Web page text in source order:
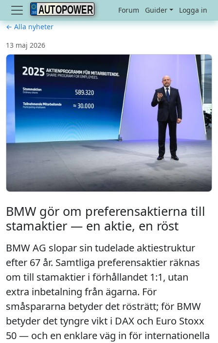
AUTOPOWER Forum Guider
Logga in
← Alla nyheter
13 maj 2026
BMW gör om preferensaktierna till
stamaktier — en aktie, en röst
BMW AG slopar sin tudelade aktiestruktur
efter 67 år. Samtliga preferensaktier räknas
om till stamaktier i förhållandet 1:1, utan
extra inbetalning från ägarna. För
småspararna betyder det rösträtt; för BMW
betyder det tyngre vikt i DAX och Euro Stoxx
50 — och en enklare väg in för internationella